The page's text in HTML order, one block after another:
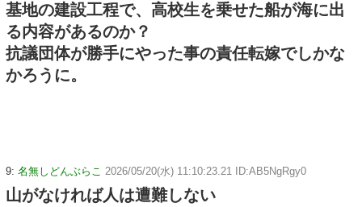
基地の建設工程で、高校生を乗せた船が海に出
る内容があるのか？
抗議団体が勝手にやった事の責任転嫁でしかな
かろうに。
9: 名無しどんぶらこ 2026/05/20(水) 11:10:23.21 ID:AB5NgRgy0
山がなければ人は遭難しない